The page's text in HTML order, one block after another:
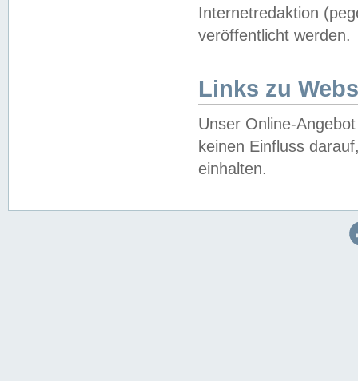
Internetredaktion
veröffentlicht werden.
Links zu
Unser Online-
keinen Einfluss
einhalten.